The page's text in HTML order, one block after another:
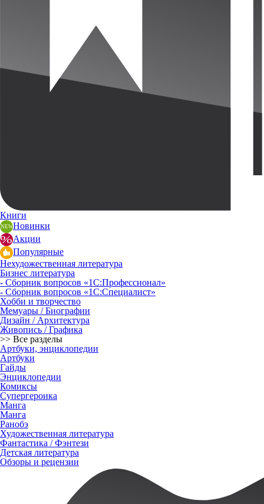
Книги
Новинки
Акции
Популярные
Нехудожественная литература
Бизнес литература
- Сборник вопросов «1С:Профессионал»
- Сборник вопросов «1С:Специалист»
Хобби и творчество
Мемуары / Биографии
Дизайн / Архитектура
Живопись / Графика
>> Все разделы
Артбуки, энциклопедии
Артбуки
Гайды
Энциклопедии
Комиксы
Супергероика
Манга
Манга
Ранобэ
Художественная литература
Фантастика / Фэнтези
Детская литература
Обзоры и рецензии